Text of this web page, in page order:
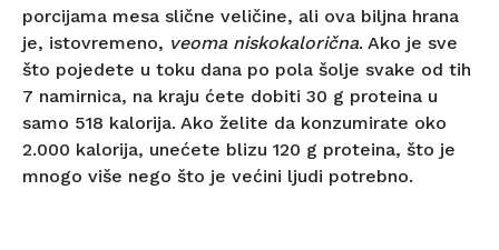
porcijama mesa slične veličine, ali ova biljna hrana
je, istovremeno, veoma niskokalorična. Ako je sve
što pojedete u toku dana po pola šolje svake od tih
7 namirnica, na kraju ćete dobiti 30 g proteina u
samo 518 kalorija. Ako želite da konzumirate oko
2.000 kalorija, unećete blizu 120 g proteina, što je
mnogo više nego što je većini ljudi potrebno.